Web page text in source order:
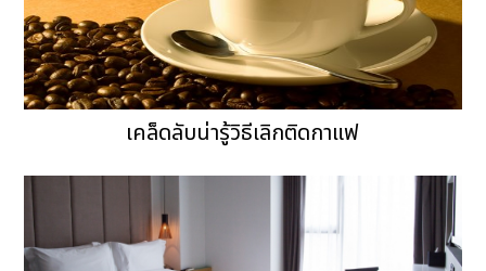
เคล็ดลับน่ารู้วิธีเลิกติดกาแฟ